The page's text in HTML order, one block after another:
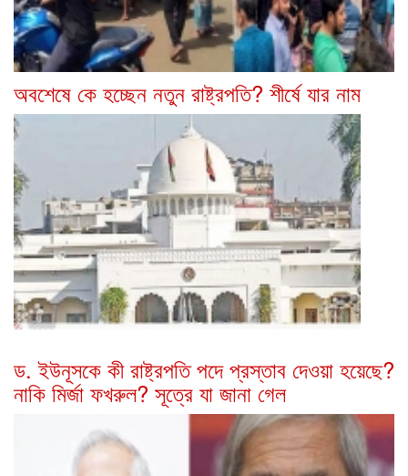
অবশেষে কে হচ্ছেন নতুন রাষ্ট্রপতি? শীর্ষে যার নাম
ড. ইউনূসকে কী রাষ্ট্রপতি পদে প্রস্তাব দেওয়া হয়েছে?
নাকি মির্জা ফখরুল? সূত্রে যা জানা গেল